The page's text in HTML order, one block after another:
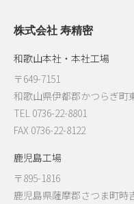
株式会社 寿精密
和歌山本社・本社工場
〒649-7151
和歌山県伊都郡かつらぎ町
TEL 0736-22-8801
FAX 0736-22-8122
鹿児島工場
〒895-1816
鹿児島県薩摩郡さつま町時